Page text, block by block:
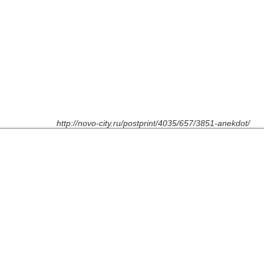
http://novo-city.ru/postprint/4035/657/3851-anekdot/